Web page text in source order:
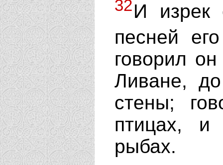
32И изрек
песней
говорил
Ливане,
стены;
птицах,
рыбах.